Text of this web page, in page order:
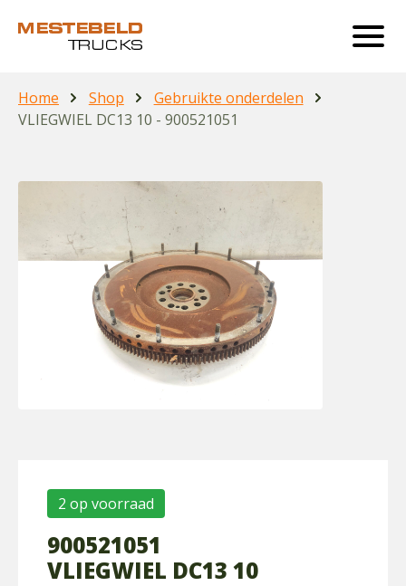
Home Shop
Gebruikte onderdelen
VLIEGWIEL DC13 10 - 900521051
2 op voorraad
900521051
VLIEGWIEL DC13 10